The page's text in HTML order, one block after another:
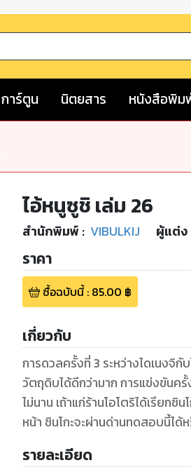
การ์ตูน นิตยสาร หนังสือพิม
ไอ้หนูซูชิ เล่ม 26
สำนักพิมพ์ : VIBULKIJ ผู้แต่ง
ราคา
ซื้อฉบับนี้: 85.00 ฿
เกี่ยวกับ
การดวลครั้งที่ 3 ระหว่างไดเนงจิ
วัตถุดิบได้ดีกว่ามาก การแข่งขันค
ไม่นาน เถ้าแก่ร้านโอโตริได้เรียก
หน้า ชินโกะจะผ่านด่านทดสอบนี้ได้
รายละเอียด